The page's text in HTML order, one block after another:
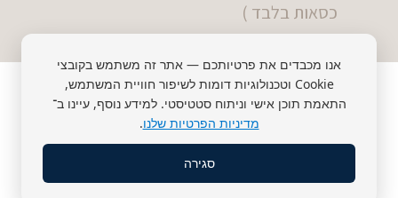
אנו מכבדים את פרטיותכם — אתר זה משתמש בקובצי
Cookie וטכנולוגיות דומות לשיפור חוויית המשתמש,
התאמת תוכן אישי וניתוח סטטיסטי. למידע נוסף, עיינו ב־
מדיניות הפרטיות שלנו.
סגירה
כסאות בלבד )
קטגוריות מוצרי